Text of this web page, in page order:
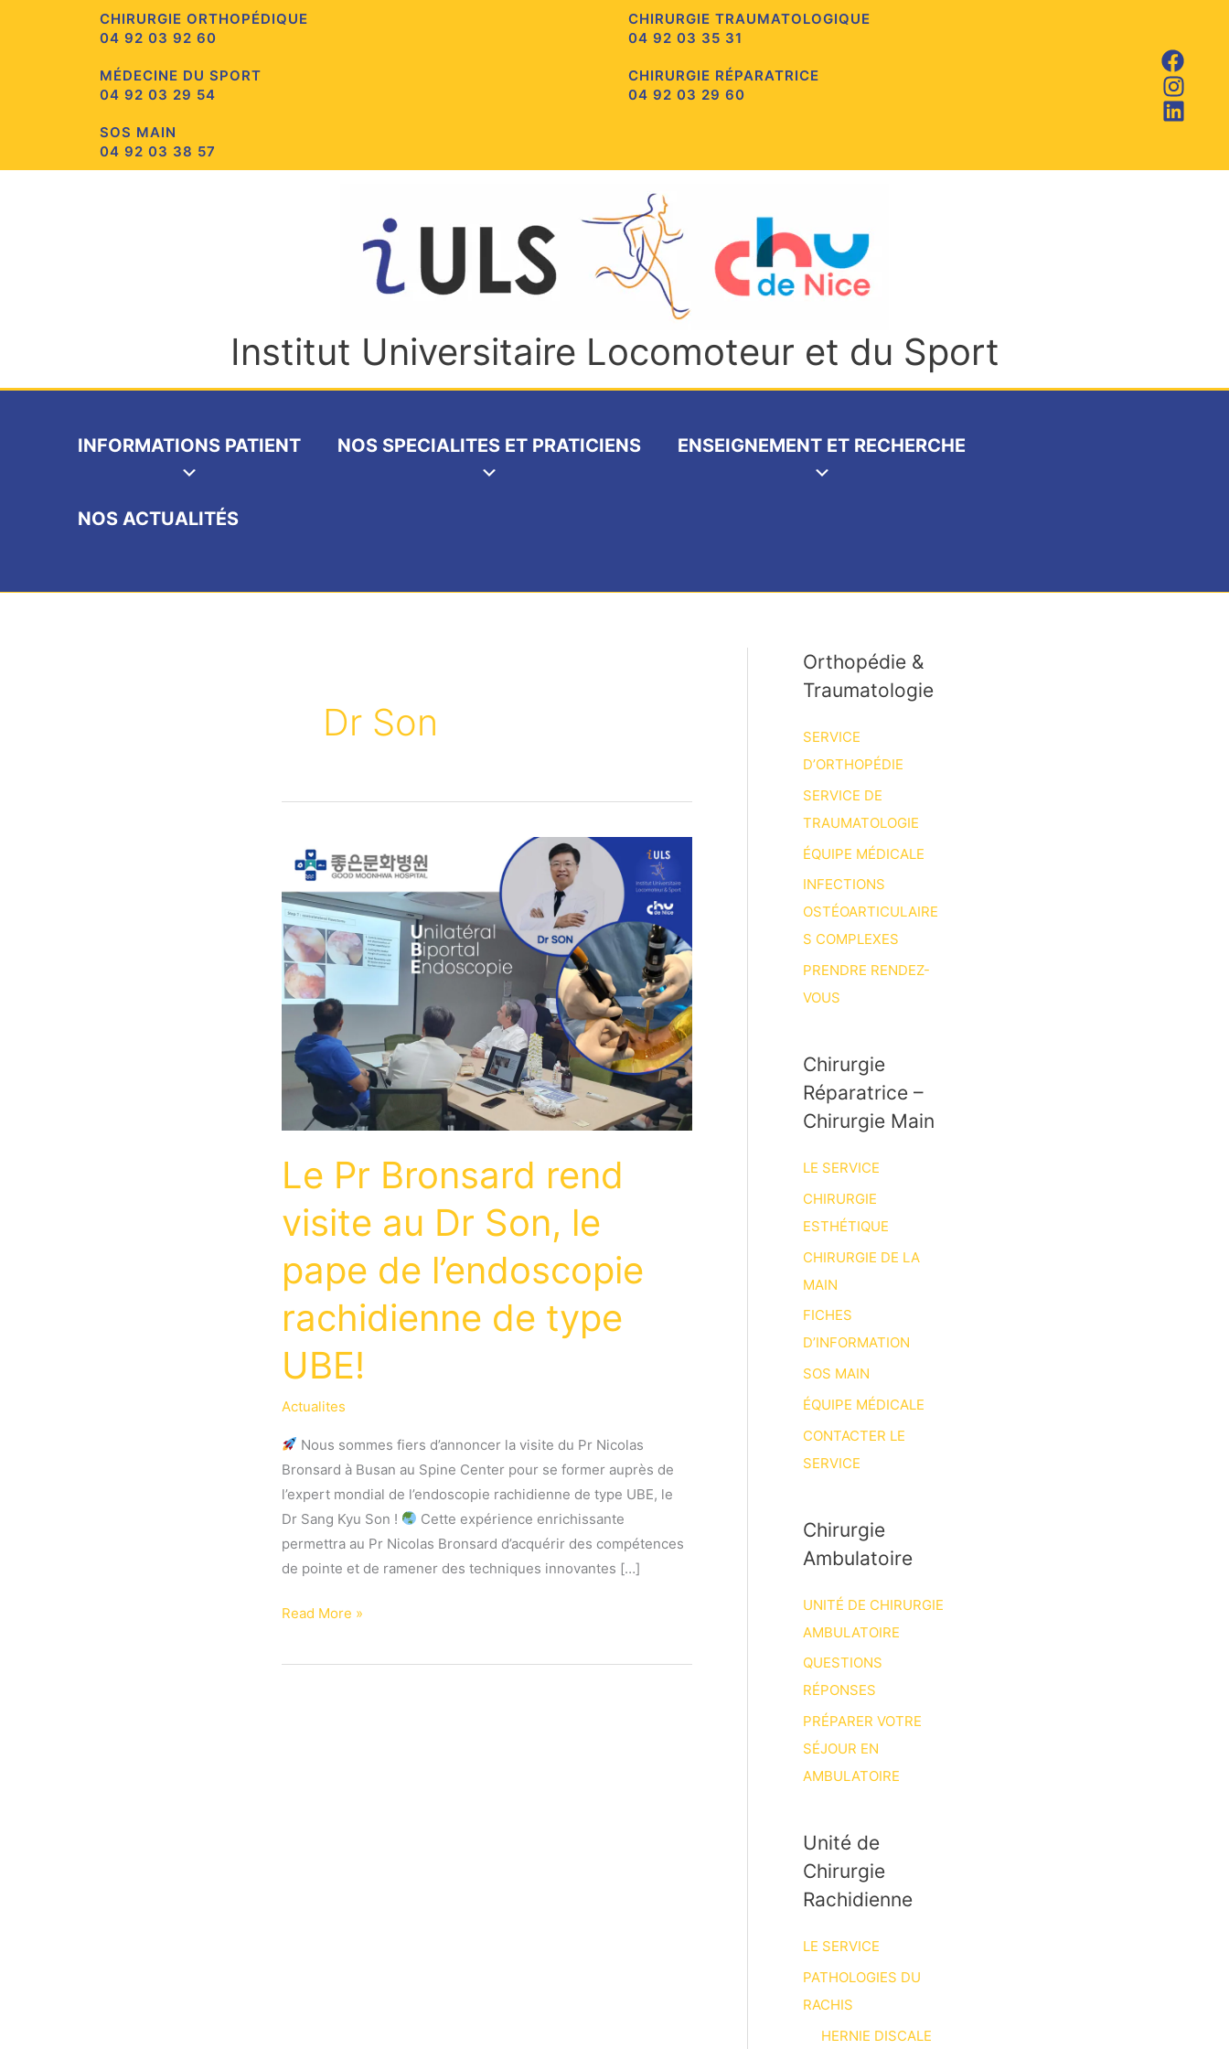
CHIRURGIE ORTHOPÉDIQUE
04 92 03 92 60
CHIRURGIE TRAUMATOLOGIQUE
04 92 03 35 31
MÉDECINE DU SPORT
04 92 03 29 54
CHIRURGIE RÉPARATRICE
04 92 03 29 60
SOS MAIN
04 92 03 38 57
Institut Universitaire Locomoteur et du Sport
INFORMATIONS PATIENT NOS SPECIALITES ET PRATICIENS ENSEIGNEMENT ET RECHERCHE
NOS ACTUALITÉS
Dr Son
Le Pr Bronsard rend
visite au Dr Son, le
pape de l’endoscopie
rachidienne de type
UBE!
Actualites
Nous sommes fiers d’annoncer la visite du Pr Nicolas
Bronsard à Busan au Spine Center pour se former auprès de
l’expert mondial de l’endoscopie rachidienne de type UBE, le
Dr Sang Kyu Son !
Cette expérience enrichissante
permettra au Pr Nicolas Bronsard d’acquérir des compétences
de pointe et de ramener des techniques innovantes […]
Le
Bronsard
Read More »
Orthopédie &
Traumatologie
SERVICE
D’ORTHOPÉDIE
SERVICE DE
TRAUMATOLOGIE
ÉQUIPE MÉDICALE
INFECTIONS
OSTÉOARTICULAIRE
S COMPLEXES
PRENDRE RENDEZ-
VOUS
Chirurgie
Réparatrice –
Chirurgie Main
LE SERVICE
CHIRURGIE
ESTHÉTIQUE
CHIRURGIE DE LA
MAIN
FICHES
D’INFORMATION
SOS MAIN
ÉQUIPE MÉDICALE
CONTACTER LE
SERVICE
Chirurgie
Ambulatoire
UNITÉ DE CHIRURGIE
AMBULATOIRE
QUESTIONS
RÉPONSES
PRÉPARER VOTRE
SÉJOUR EN
AMBULATOIRE
Unité de
Chirurgie
Rachidienne
LE SERVICE
PATHOLOGIES DU
RACHIS
HERNIE DISCALE